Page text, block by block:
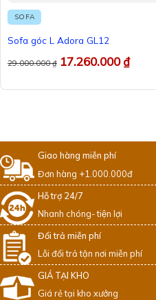
SOFA
Sofa góc L Adora GL12
29.000.000₫ 17.260.000₫
Giao hàng miễn phí
Đơn hàng +1.000.000đ
Hỗ trợ 24/7
Nhanh chóng- tiện lợi
Đổi trả miễn phí
Lỗi đổi trả tận nơi miễn phí
GIÁ TẠI KHO
Giá rẻ tại kho xưởng